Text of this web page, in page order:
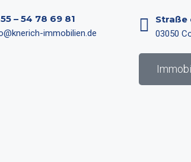
– 54 78 69 81
immobilien.de
Straße
03050